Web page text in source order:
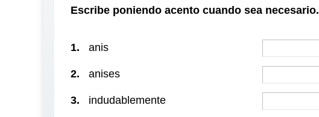
Escribe poniendo acento cuando sea necesario.
1. anis
2. anises
3. indudablemente